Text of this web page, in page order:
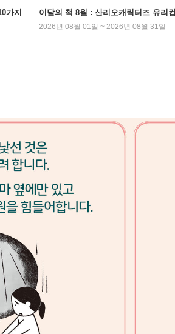
가지
이달의 책 8월 : 산리오캐릭터즈 유리컵
2026년 08월 01일 ~ 2026년 08월 31일